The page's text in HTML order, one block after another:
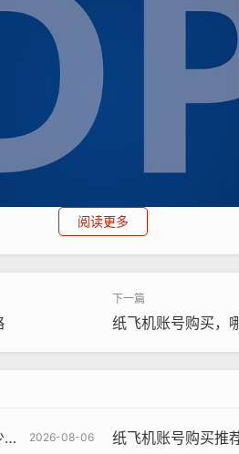
阅读更多
纸飞机账号购买，
2026-08-06 纸飞机账号购买推荐平台